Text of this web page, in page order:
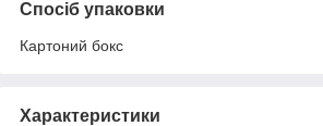
Спосіб упаковки
Картоний бокс
Характеристики